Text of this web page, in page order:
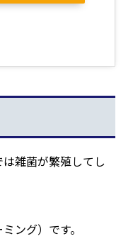
雑菌が繁殖してし
ング）です。